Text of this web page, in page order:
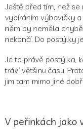
Ještě před tím, než
vybíráním výbavičky
něm by neměla
nekončí. Do postýlky
Je to právě postýlka,
tráví většinu času.
jim tam mimo jiné
V peřinkách jako